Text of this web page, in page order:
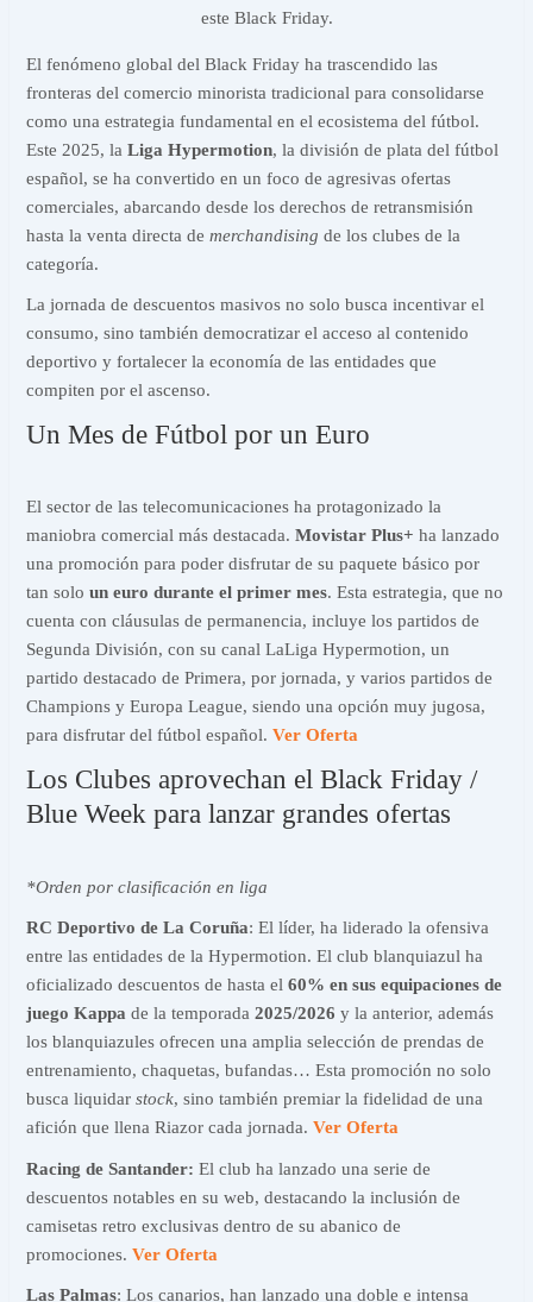
este Black Friday.
El fenómeno global del Black Friday ha trascendido las
fronteras del comercio minorista tradicional para consolidarse
como una estrategia fundamental en el ecosistema del fútbol.
Este 2025, laLiga Hypermotion, la división de plata del fútbol
español, se ha convertido en un foco de agresivas ofertas
comerciales, abarcando desde los derechos de retransmisión
hasta la venta directa demerchandising de los clubes de la
categoría.
La jornada de descuentos masivos no solo busca incentivar el
consumo, sino también democratizar el acceso al contenido
deportivo y fortalecer la economía de las entidades que
compiten por el ascenso.
Un Mes de Fútbol por un Euro
El sector de las telecomunicaciones ha protagonizado la
maniobra comercial más destacada.Movistar Plus+ ha lanzado
una promoción para poder disfrutar de su paquete básico por
tan soloun euro durante el primer mes. Esta estrategia, que no
cuenta con cláusulas de permanencia, incluye los partidos de
Segunda División, con su canal LaLiga Hypermotion, un
partido destacado de Primera, por jornada, y varios partidos de
Champions y Europa League, siendo una opción muy jugosa,
para disfrutar del fútbol español.Ver Oferta
Los Clubes aprovechan el Black Friday /
Blue Week para lanzar grandes ofertas
*Orden por clasificación en liga
RC Deportivo de La Coruña: El líder, ha liderado la ofensiva
entre las entidades de la Hypermotion. El club blanquiazul ha
oficializado descuentos de hasta el60% en sus equipaciones de
juego Kappade la temporada 2025/2026 y la anterior, además
los blanquiazules ofrecen una amplia selección de prendas de
entrenamiento, chaquetas, bufandas… Esta promoción no solo
busca liquidarstock, sino también premiar la fidelidad de una
afición que llena Riazor cada jornada.Ver Oferta
Racing de Santander:El club ha lanzado una serie de
descuentos notables en su web, destacando la inclusión de
camisetas retro exclusivas dentro de su abanico de
promociones.Ver Oferta
Las Palmas: Los canarios, han lanzado una doble e intensa